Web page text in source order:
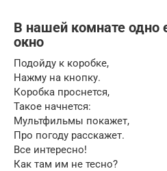
В нашей комнате одно
окно
Подойду к коробке,
Нажму на кнопку.
Коробка проснется,
Такое начнется:
Мультфильмы покажет,
Про погоду расскажет.
Все интересно!
Как там им не тесно?